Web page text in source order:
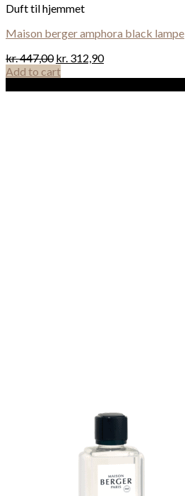
Duft til hjemmet
Maison berger amphora black lampe
kr.447,00 kr. 312,90
Add to cart